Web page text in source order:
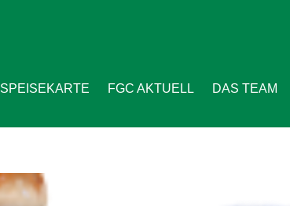
SPEISEKARTE FGC AKTUELL DAS TEAM